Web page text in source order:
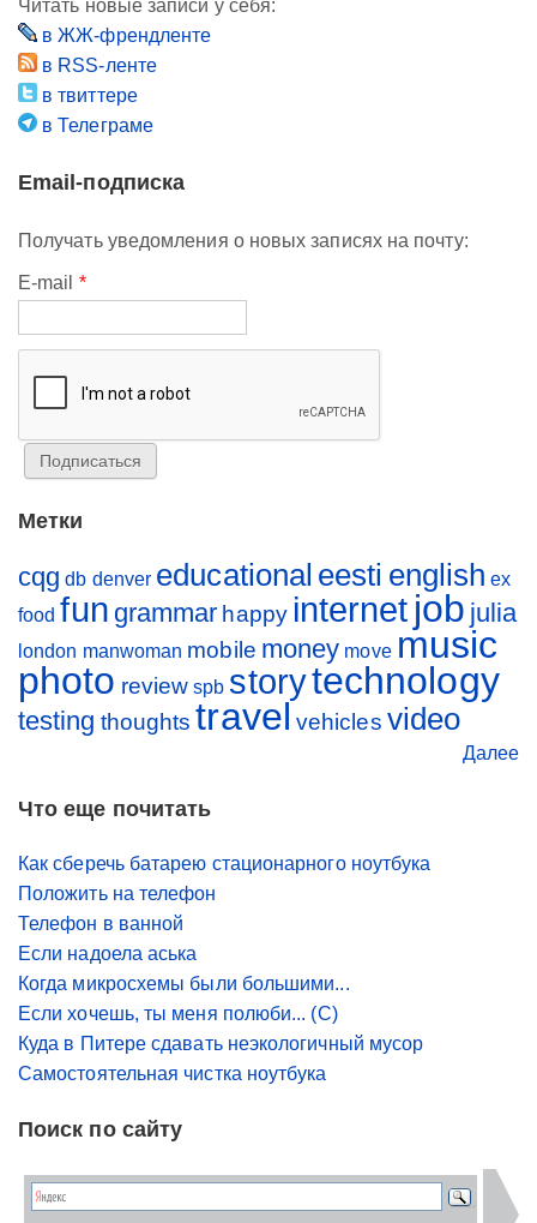
Читать новые записи у себя:
в ЖЖ-френдленте
в RSS-ленте
в твиттере
в Телеграме
Email-подписка
Получать уведомления о новых записях на почту:
E-mail *
Метки
cqg db denver educational eesti english ex
food fun grammar happy internet job julia
london manwoman mobile money move music
photo review spb storytechnology
testing thoughts travelvehicles video
Далее
Что еще почитать
Как сберечь батарею стационарного ноутбука
Положить на телефон
Телефон в ванной
Если надоела аська
Когда микросхемы были большими...
Если хочешь, ты меня полюби... (С)
Куда в Питере сдавать неэкологичный мусор
Самостоятельная чистка ноутбука
Поиск по сайту